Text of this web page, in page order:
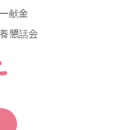
献金
懇話会